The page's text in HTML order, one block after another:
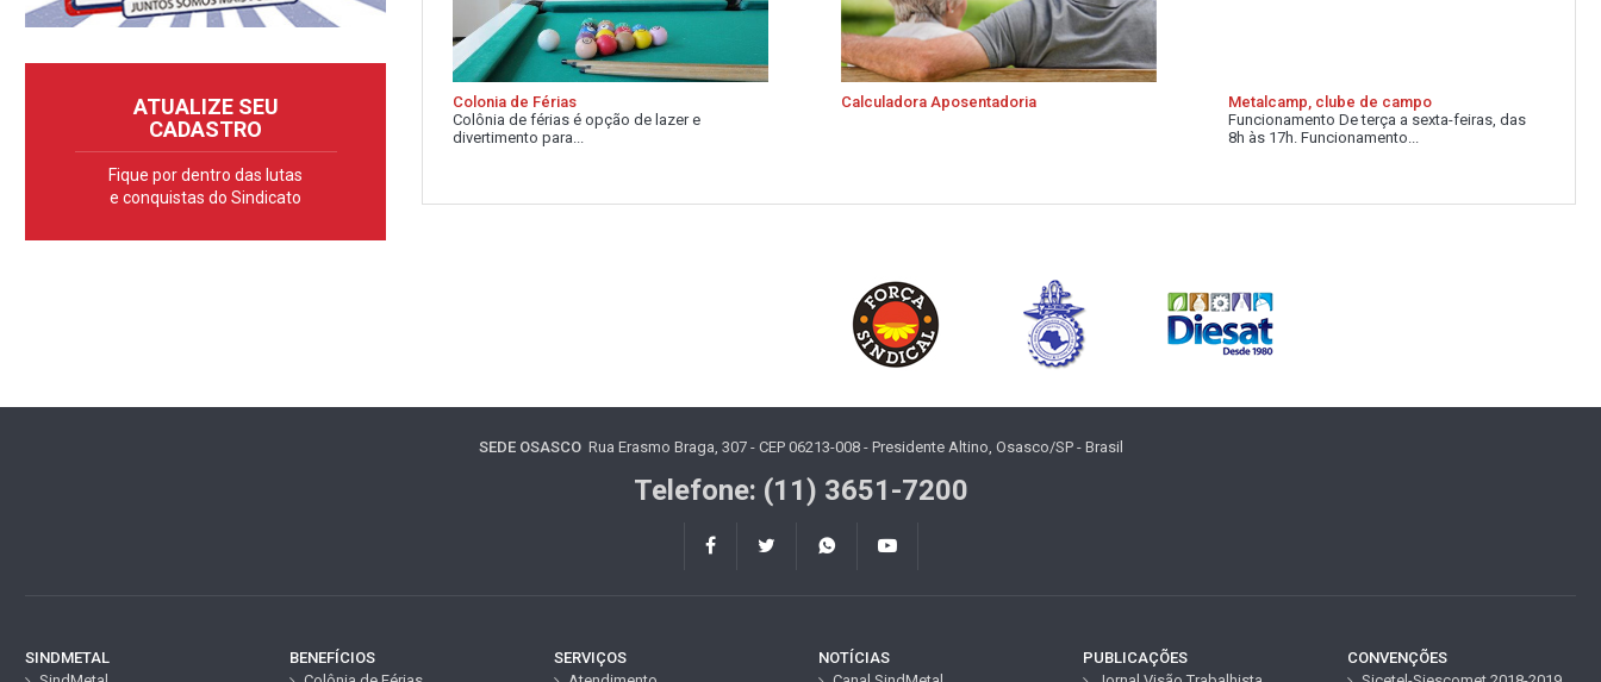
ATUALIZE SEU
CADASTRO
Fique por dentro das lutas
e conquistas do Sindicato
Colonia de Férias
Colônia de férias é opção de lazer e
divertimento para...
Calculadora Aposentadoria
Metalcamp, clube de campo
Funcionamento De terça a sexta-feiras, das
8h às 17h. Funcionamento...
SEDE OSASCORua Erasmo Braga, 307 - CEP 06213-008 - Presidente Altino, Osasco/SP - Brasil
Telefone: (11) 3651-7200
SINDMETAL
BENEFÍCIOS
SERVIÇOS
NOTÍCIAS
PUBLICAÇÕES
CONVENÇÕES